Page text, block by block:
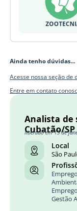
Ainda tenho dúvidas...
Acesse nossa seção de
Entre em contato
Analista de
Cubatão/SP
liberado em 13 de
Local
São
Gestão